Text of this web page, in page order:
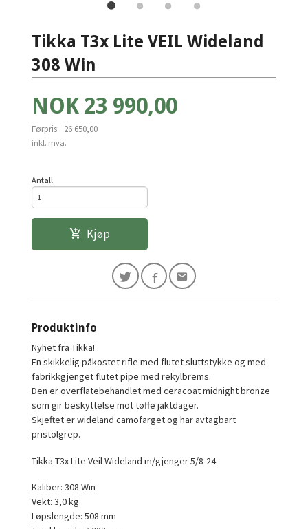
Tikka T3x Lite VEIL Wideland
308 Win
Tilbud
NOK 23 990,00
Førpris: 26 650,00
Rabatt
inkl. mva.
Antall
Kjøp
Produktinfo
Nyhet fra Tikka!
En skikkelig påkostet rifle med flutet sluttstykke og med
fabrikkgjenget flutet pipe med rekylbrems.
Den er overflatebehandlet med ceracoat midnight bronze
som gir beskyttelse mot tøffe jaktdager.
Skjeftet er wideland camofarget og har avtagbart
pristolgrep.
Tikka T3x Lite Veil Wideland m/gjenger 5/8-24
Kaliber: 308 Win
Vekt: 3,0 kg
Løpslengde: 508 mm